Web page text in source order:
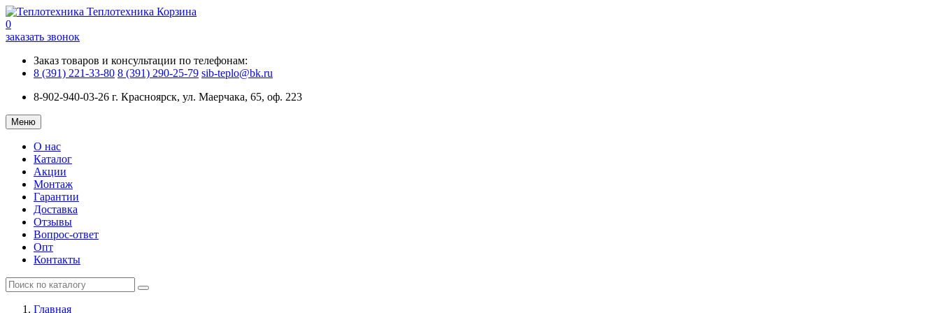
Теплотехника Корзина
0
заказать звонок
Заказ товаров и консультации по телефонам:
8 (391) 221-33-80 8 (391) 290-25-79 sib-teplo@bk.ru
8-902-940-03-26 г. Красноярск, ул. Маерчака, 65, оф. 223
Меню
О нас
Каталог
Акции
Монтаж
Гарантии
Доставка
Отзывы
Вопрос-ответ
Опт
Контакты
Главная